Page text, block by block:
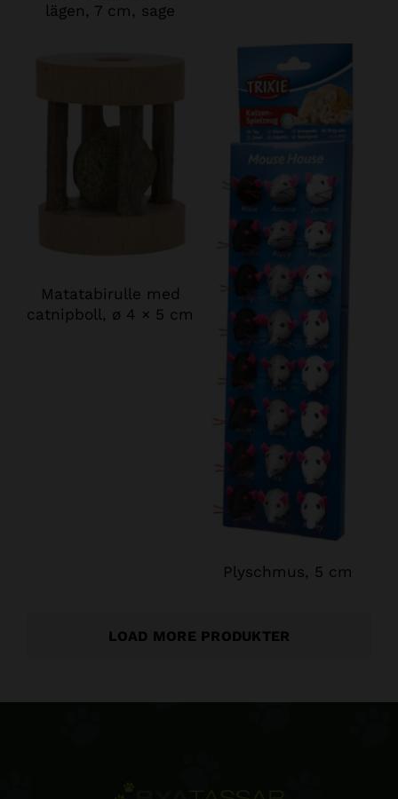
lägen, 7 cm, sage
Matatabirulle med
catnipboll, ø 4 × 5 cm
Plyschmus, 5 cm
LOAD MORE PRODUKTER